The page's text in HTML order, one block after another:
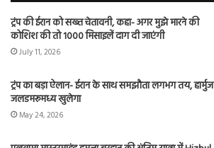
ट्रंप की ईरान को सख्त चेतावनी, कहा- अगर मुझे मारने की
कोशिश की तो 1000 मिसाइलें दाग दी जाएंगी
July 11, 2026
ट्रंप का बड़ा ऐलान- ईरान के साथ समझौता लगभग तय, हार्मुज
जलडमरूमध्य खुलेगा
May 24, 2026